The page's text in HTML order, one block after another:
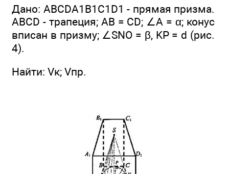
Дано: ABCDA1B1C1D1 - прямая призма.
ABCD - трапеция; АВ = CD; ∠A = α; конус
вписан в призму; ∠SNO = β, KP = d (рис.
4).
Найти: Vк; Vпр.